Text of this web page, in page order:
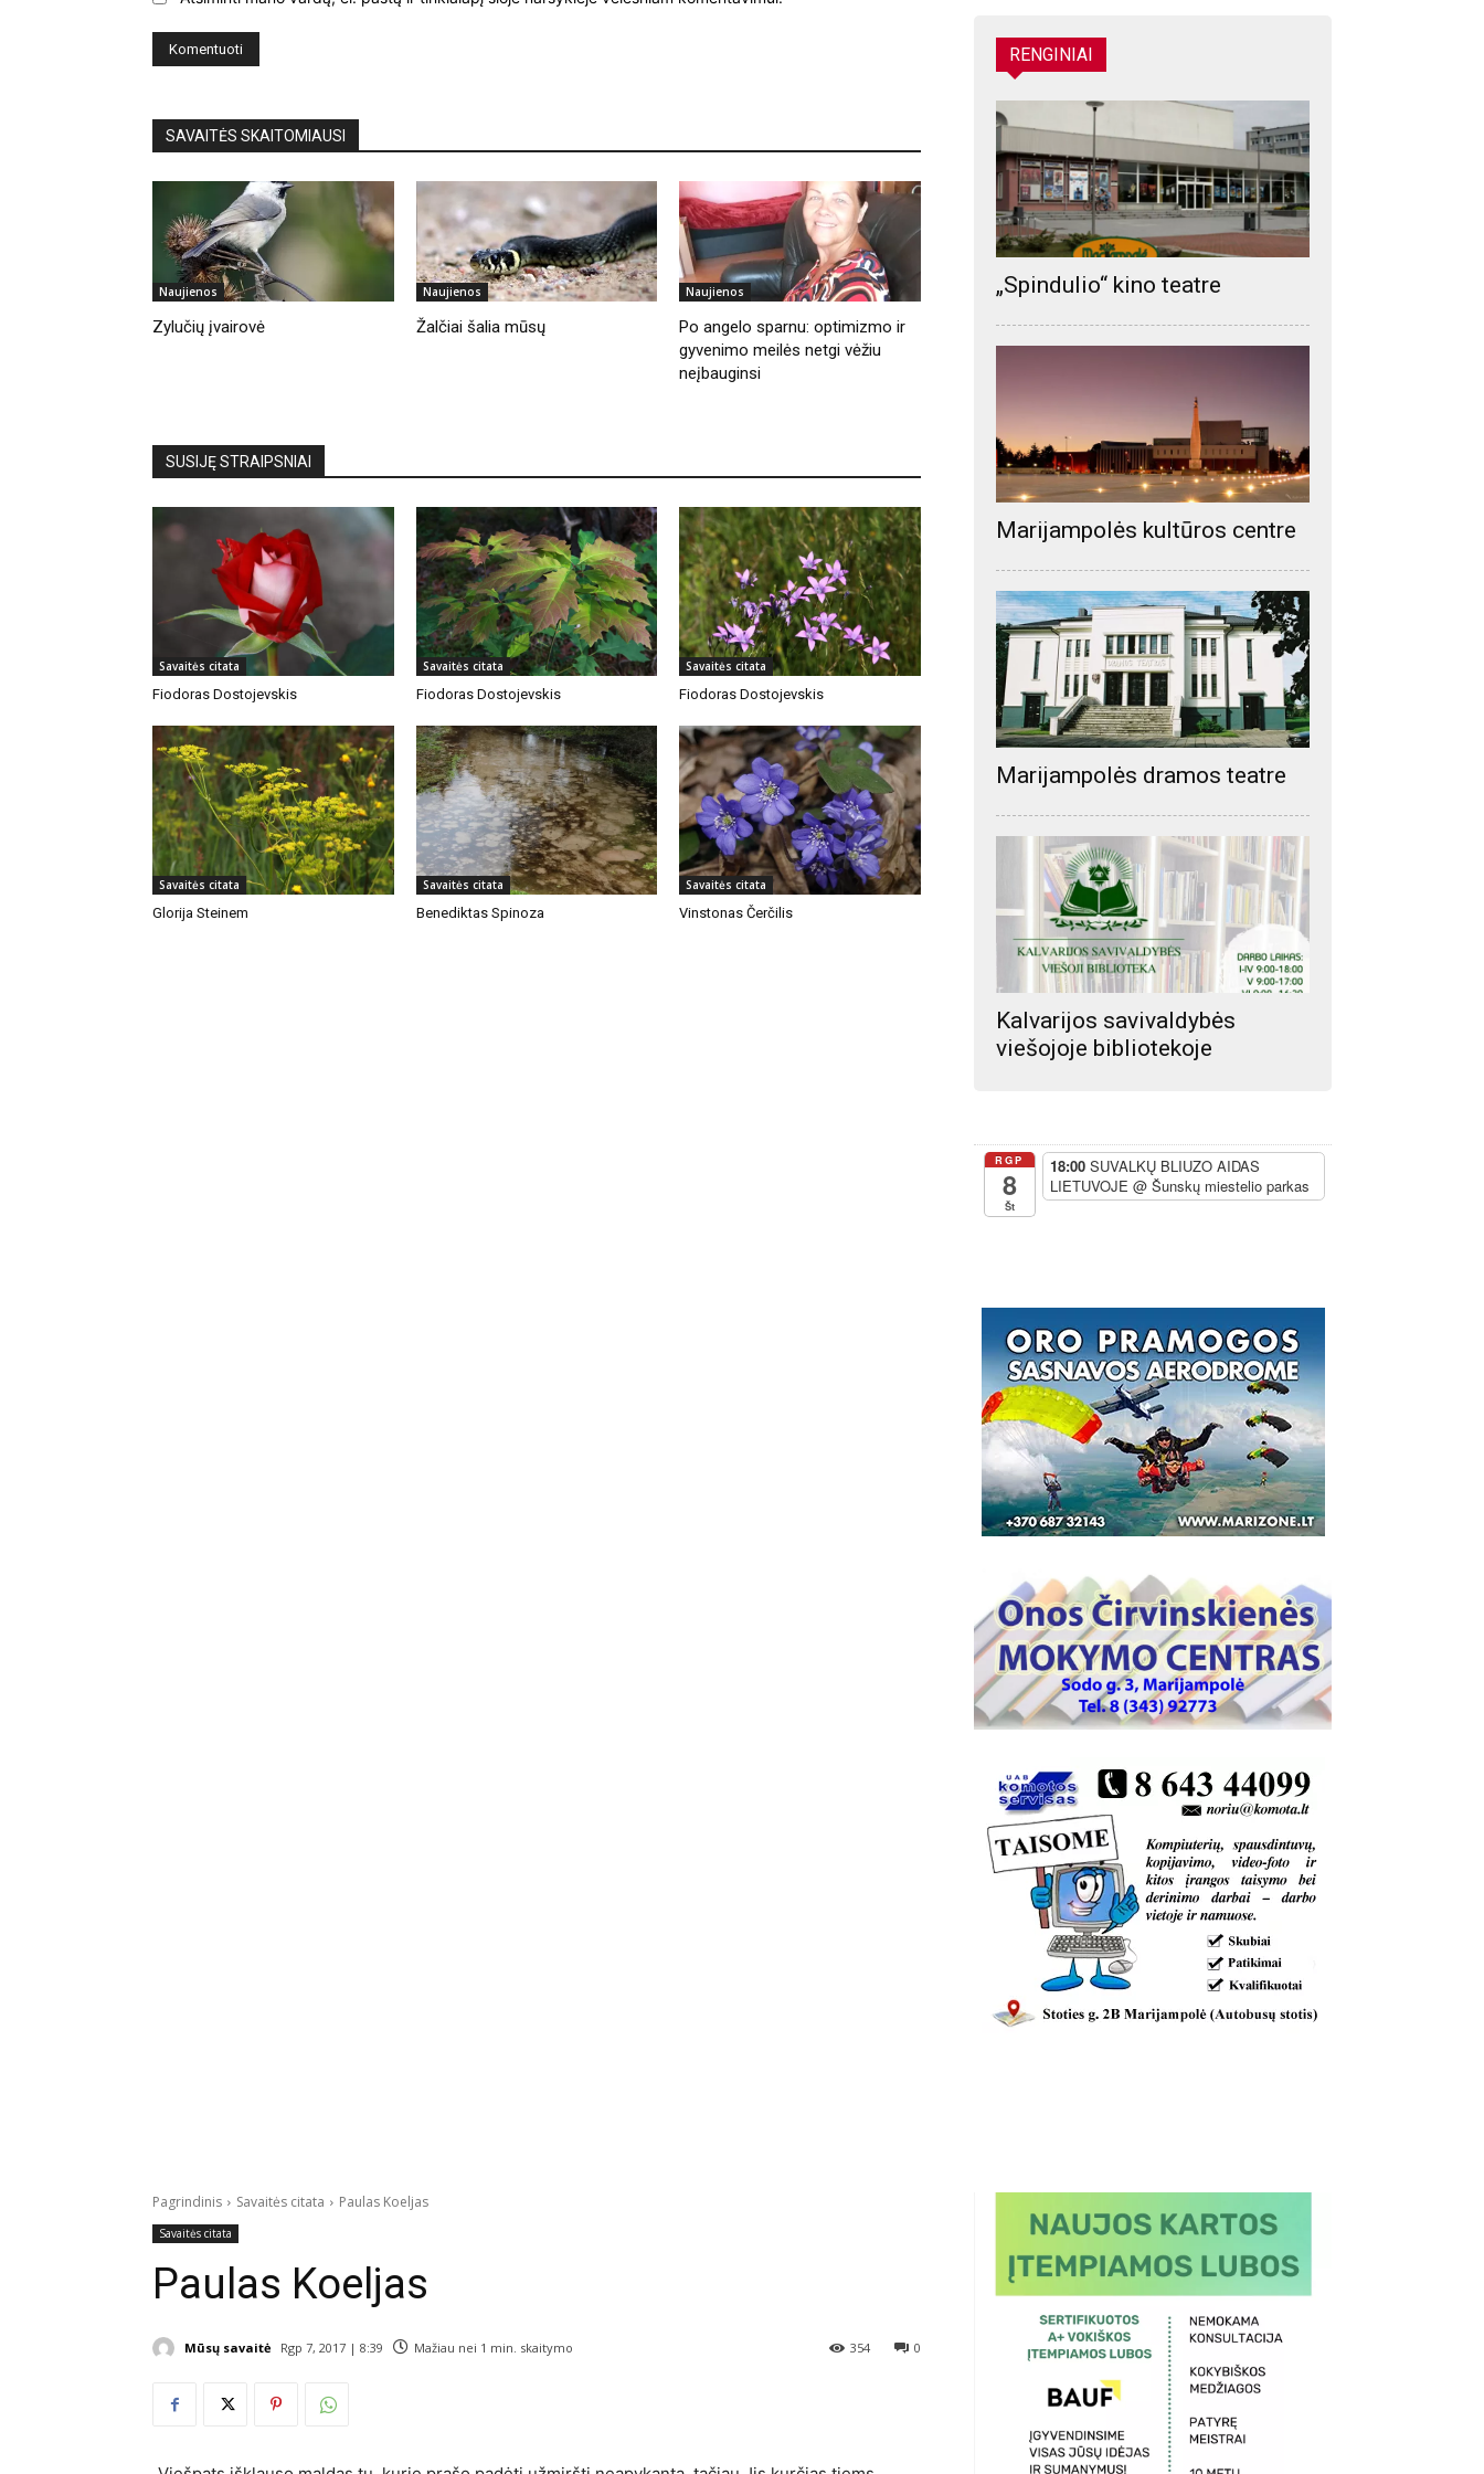
SAVAITĖS SKAITOMIAUSI
Naujienos
Zylučių įvairovė
Naujienos
Žalčiai šalia mūsų
Naujienos
Po angelo sparnu: optimizmo ir
gyvenimo meilės netgi vėžiu
neįbauginsi
SUSIJĘ STRAIPSNIAI
Savaitės citata
Fiodoras Dostojevskis
Savaitės citata
Fiodoras Dostojevskis
Savaitės citata
Fiodoras Dostojevskis
Savaitės citata
Glorija Steinem
Savaitės citata
Benediktas Spinoza
Savaitės citata
Vinstonas Čerčilis
RENGINIAI
„Spindulio“ kino teatre
Marijampolės kultūros centre
Marijampolės dramos teatre
Kalvarijos savivaldybės
viešojoje bibliotekoje
RGP
8
Št
18:00 SUVALKŲ BLIUZO AIDAS
LIETUVOJE @ Šunskų miestelio parkas